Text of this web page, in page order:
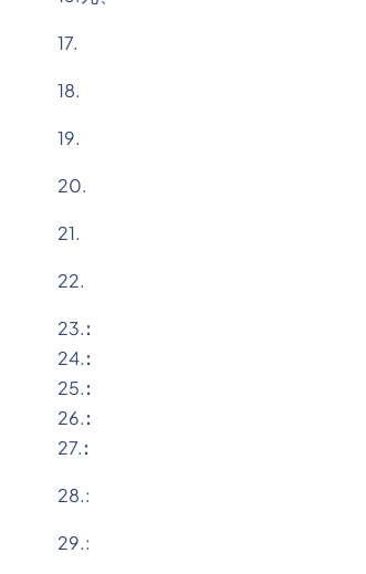
17.
18.
19.
20.
21.
22.
23.:
24.:
25.:
26.:
27.:
28.:
29.: